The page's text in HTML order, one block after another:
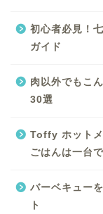
初心者必見！
ガイド
肉以外でもこ
30選
Toffy ホットメ
ごはんは一台
バーベキュー
ト